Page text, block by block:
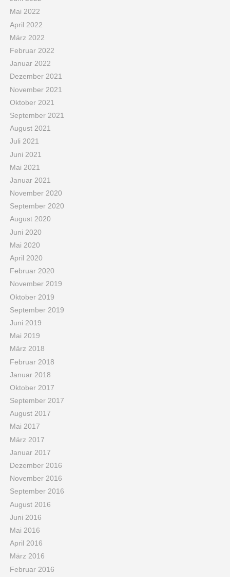
Mai 2022
April 2022
März 2022
Februar 2022
Januar 2022
Dezember 2021
November 2021
Oktober 2021
September 2021
August 2021
Juli 2021
Juni 2021
Mai 2021
Januar 2021
November 2020
September 2020
August 2020
Juni 2020
Mai 2020
April 2020
Februar 2020
November 2019
Oktober 2019
September 2019
Juni 2019
Mai 2019
März 2018
Februar 2018
Januar 2018
Oktober 2017
September 2017
August 2017
Mai 2017
März 2017
Januar 2017
Dezember 2016
November 2016
September 2016
August 2016
Juni 2016
Mai 2016
April 2016
März 2016
Februar 2016